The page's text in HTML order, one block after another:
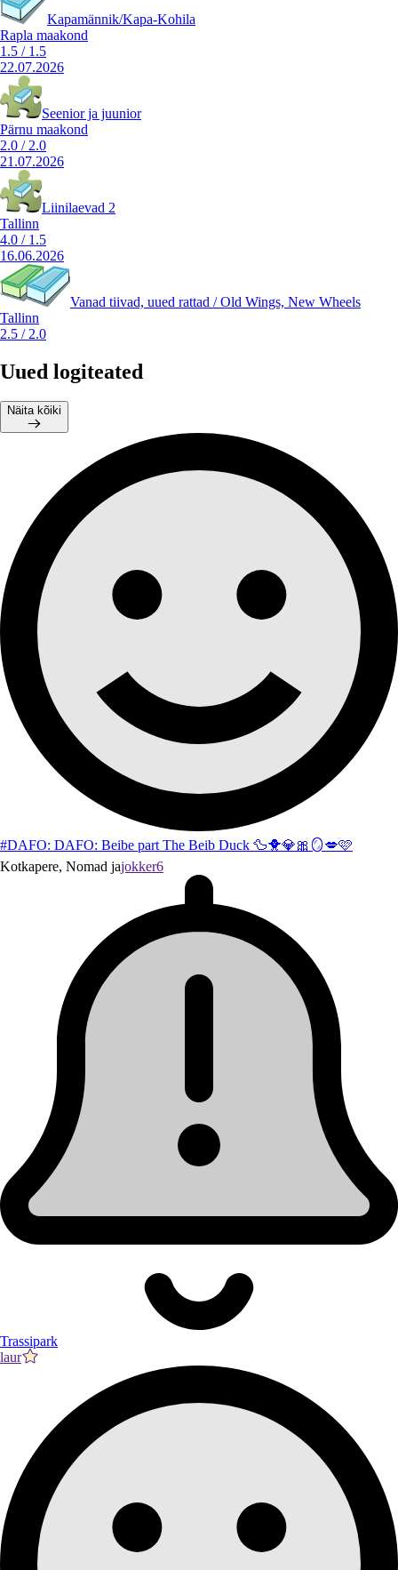
Kapamännik/Kapa-Kohila
Rapla maakond
1.5 / 1.5
22.07.2026
Seenior ja juunior
Pärnu maakond
2.0 / 2.0
21.07.2026
Liinilaevad 2
Tallinn
4.0 / 1.5
16.06.2026
Vanad tiivad, uued rattad / Old Wings, New Wheels
Tallinn
2.5 / 2.0
Uued logiteated
Näita kõiki
#DAFO: DAFO: Beibe part The Beib Duck 🦆🐥💎🎀🪞💋🩷
Kotkapere, Nomad jajokker6
Trassipark
laur